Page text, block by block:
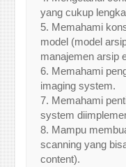
yang cukup
5. Memahami
model (model
manajemen arsip
6. Memahami
imaging system.
7. Memahami
system
8. Mampu
scanning yang
content).